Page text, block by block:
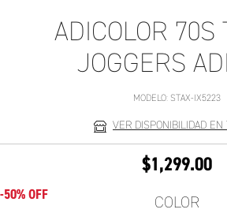
ADICOLOR 70S
JOGGERS
MODELO: STAX-IX5223
VER DISPONIBILIDAD EN
$1,299.00
-50% OFF COLOR